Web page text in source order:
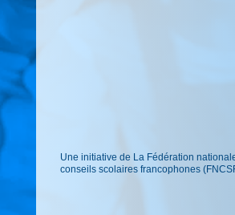
Une initiative de La Fédération
conseils scolaires francophones